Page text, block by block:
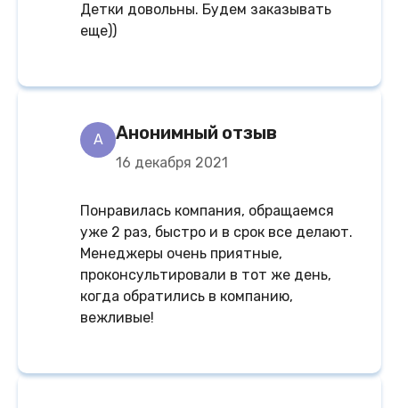
Детки довольны. Будем заказывать
еще))
A Анонимный отзыв
16 декабря 2021
Понравилась компания, обращаемся
уже 2 раз, быстро и в срок все делают.
Менеджеры очень приятные,
проконсультировали в тот же день,
когда обратились в компанию,
вежливые!